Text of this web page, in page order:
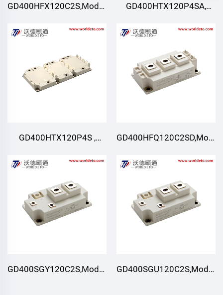
GD400HFX120C2S,Modulo
GD400HTX120P4SA,
STARPOWER
GD400HTX120P4S ,
STARPOWER
GD400SGY120C2S,Modulo
GD400SGU120C2S,Modulo